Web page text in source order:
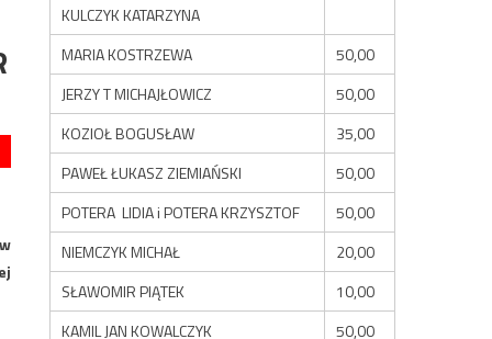
KULCZYK KATARZYNA
MARIA KOSTRZEWA
50,00
JERZY T MICHAJŁOWICZ
50,00
KOZIOŁ BOGUSŁAW
35,00
PAWEŁ ŁUKASZ ZIEMIAŃSKI
50,00
POTERA LIDIA i POTERA KRZYSZTOF
50,00
NIEMCZYK MICHAŁ
20,00
SŁAWOMIR PIĄTEK
10,00
KAMIL JAN KOWALCZYK
50,00